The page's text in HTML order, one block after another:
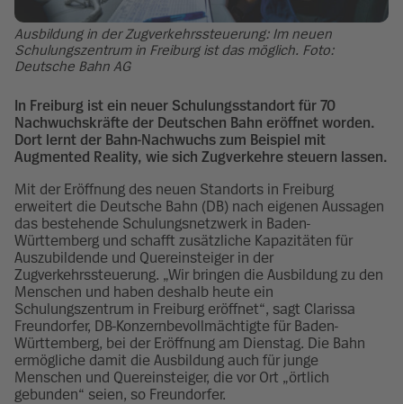
Ausbildung in der Zugverkehrssteuerung: Im neuen
Schulungszentrum in Freiburg ist das möglich. Foto:
Deutsche Bahn AG
In Freiburg ist ein neuer Schulungsstandort für 70
Nachwuchskräfte der Deutschen Bahn eröffnet worden.
Dort lernt der Bahn-Nachwuchs zum Beispiel mit
Augmented Reality, wie sich Zugverkehre steuern lassen.
Mit der Eröffnung des neuen Standorts in Freiburg
erweitert die Deutsche Bahn (DB) nach eigenen Aussagen
das bestehende Schulungsnetzwerk in Baden-
Württemberg und schafft zusätzliche Kapazitäten für
Auszubildende und Quereinsteiger in der
Zugverkehrssteuerung. „Wir bringen die Ausbildung zu den
Menschen und haben deshalb heute ein
Schulungszentrum in Freiburg eröffnet“, sagt Clarissa
Freundorfer, DB-Konzernbevollmächtigte für Baden-
Württemberg, bei der Eröffnung am Dienstag. Die Bahn
ermögliche damit die Ausbildung auch für junge
Menschen und Quereinsteiger, die vor Ort „örtlich
gebunden“ seien, so Freundorfer.